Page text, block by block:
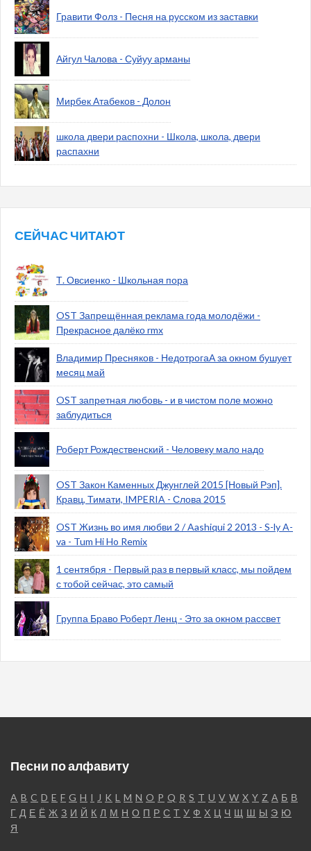
Гравити Фолз - Песня на русском из заставки
Айгул Чалова - Суйуу арманы
Мирбек Атабеков - Долон
школа двери распохни - Школа, школа, двери
распахни
СЕЙЧАС ЧИТАЮТ
Т. Овсиенко - Школьная пора
OST Запрещённая реклама года молодёжи -
Прекрасное далёко rmx
Владимир Пресняков - НедотрогаА за окном бушует
месяц май
OST запретная любовь - и в чистом поле можно
заблудиться
Роберт Рождественский - Человеку мало надо
OST Закон Каменных Джунглей 2015 [Новый Рэп].
Кравц, Тимати, IMPERIA - Слова 2015
OST Жизнь во имя любви 2 / Aashiqui 2 2013 - S-ly A-
va - Tum Hi Ho Remix
1 сентября - Первый раз в первый класс, мы пойдем
с тобой сейчас, это самый
Группа Браво Роберт Ленц - Это за окном рассвет
Песни по алфавиту
A B C D E F G H I J K L M N O P Q R S T U V W X Y Z А Б В
Г Д Е Ё Ж З И Й К Л М Н О П Р С Т У Ф Х Ц Ч Щ Ш Ы Э Ю
Я